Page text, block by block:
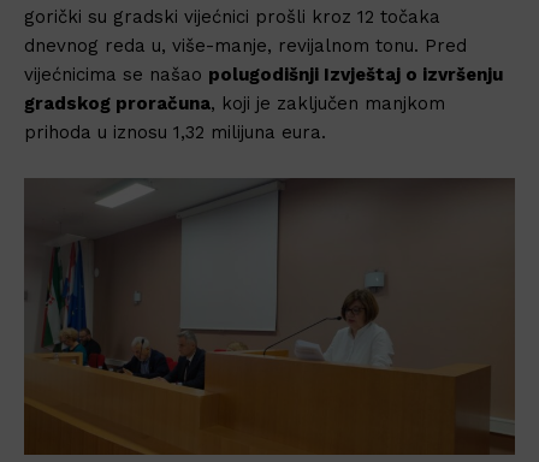
gorički su gradski vijećnici prošli kroz 12 točaka
dnevnog reda u, više-manje, revijalnom tonu. Pred
vijećnicima se našao polugodišnji Izvještaj o izvršenju
gradskog proračuna, koji je zaključen manjkom
prihoda u iznosu 1,32 milijuna eura.